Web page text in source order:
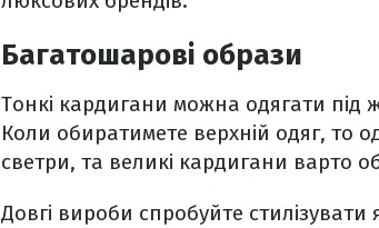
Багатошарові образи
Тонкі кардигани можна одягати під
Коли обиратимете верхній одяг, то
светри, та великі кардигани варто
Довгі вироби спробуйте